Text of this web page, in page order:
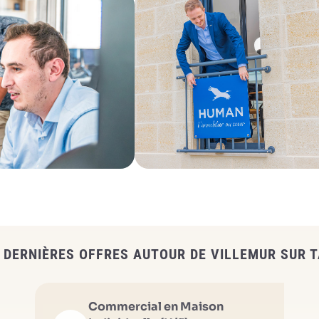
OFFRES AUTOUR DE VILLEMUR SUR
Commercial en Maison